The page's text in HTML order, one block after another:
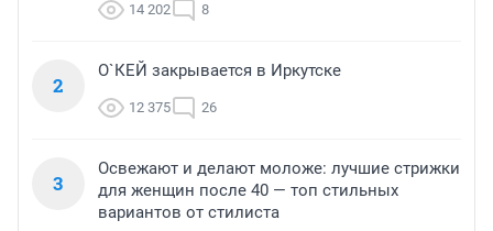
14 202 8
2
О`КЕЙ закрывается в Иркутске
12 375 26
3
Освежают и делают моложе: лучшие стрижки
для женщин после 40 — топ стильных
вариантов от стилиста